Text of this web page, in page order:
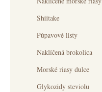
Shiitake
Púpavové listy
Naklíčená brokolica
Morské riasy dulce
Glykozidy steviolu